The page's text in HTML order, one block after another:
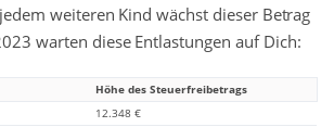
weiteren Kind wächst dieser Betrag
warten diese Entlastungen auf Dich:
Höhe des Steuerfreibetrags
12.348 €